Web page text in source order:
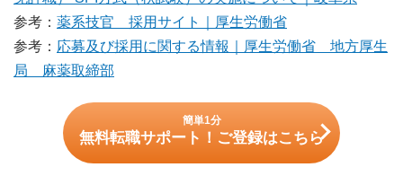
参考： 薬系技官 採用サイト｜厚生労働省
参考： 応募及び採用に関する情報｜厚生労働省 地方厚生
局 麻薬取締部
簡単1分
無料転職サポート！ご登録はこちら